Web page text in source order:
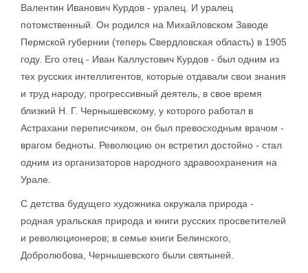
Валентин Иванович Курдов - уралец. И уралец
потомственный. Он родился на Михайловском Заводе
Пермской губернии (теперь Свердловская область) в 1905
году. Его отец - Иван Каллустович Курдов - был одним из
тех русских интеллигентов, которые отдавали свои знания
и труд народу; прогрессивный деятель, в свое время
близкий Н. Г. Чернышевскому, у которого работал в
Астрахани переписчиком, он был превосходным врачом -
врагом бедноты. Революцию он встретил достойно - стал
одним из организаторов народного здравоохранения на
Урале.
С детства будущего художника окружала природа -
родная уральская природа и книги русских просветителей
и революционеров; в семье книги Белинского,
Добролюбова, Чернышевского были святыней.